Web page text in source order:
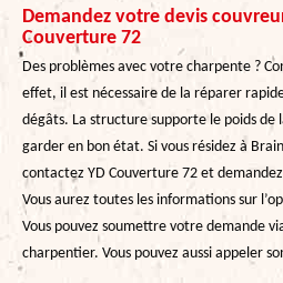
Demandez votre devis
Couverture 72
Des problèmes avec votre charpente ?
effet, il est nécessaire de la réparer
dégâts. La structure supporte le poids de
garder en bon état. Si vous résidez à
contactez YD Couverture 72 et
Vous aurez toutes les informations sur
Vous pouvez soumettre votre demande
charpentier. Vous pouvez aussi appeler